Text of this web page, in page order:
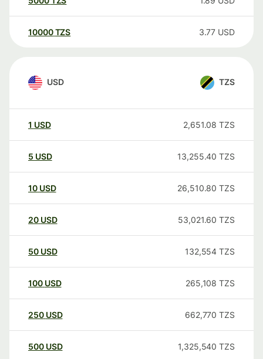
10000 TZS 3.77 USD
USD TZS
1 USD 2,651.08 TZS
5 USD 13,255.40 TZS
10 USD 26,510.80 TZS
20 USD 53,021.60 TZS
50 USD 132,554 TZS
100 USD 265,108 TZS
250 USD 662,770 TZS
500 USD 1,325,540 TZS